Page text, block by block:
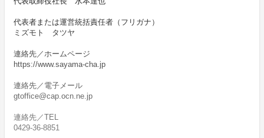
代表者または運営統括責任者（フリガナ）
ミズモト タツヤ
連絡先／ホームページ
https://www.sayama-cha.jp
連絡先／電子メール
gtoffice@cap.ocn.ne.jp
連絡先／TEL
0429-36-8851